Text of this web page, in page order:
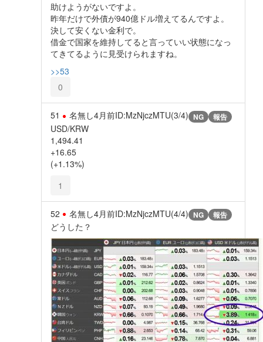
助けようがないですよ。
昨年だけで外債が940億ドル増えてるんですよ。
決して安くない金利で。
借金で国家を維持してると言っていい状態になっ
てきてるように見受けられますね。
>>53
0
51 名無し4月前ID:MzNjczMTU(3/4) NG 報告
USD/KRW
1,494.41
+16.65
(+1.13%)
1
52 名無し4月前ID:MzNjczMTU(4/4) NG 報告
どうした？